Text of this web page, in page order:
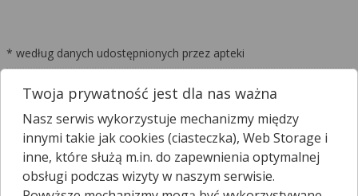
* według danych udostępnionych przez apteki
Nie znalazłeś apteki na liście?
skontaktuj się z nami, by to zmienić.
Dodaj aptekę
Twoja prywatność jest dla nas ważna
Nasz serwis wykorzystuje mechanizmy między
innymi takie jak cookies (ciasteczka), Web Storage i
inne, które służą m.in. do zapewnienia optymalnej
obsługi podczas wizyty w naszym serwisie.